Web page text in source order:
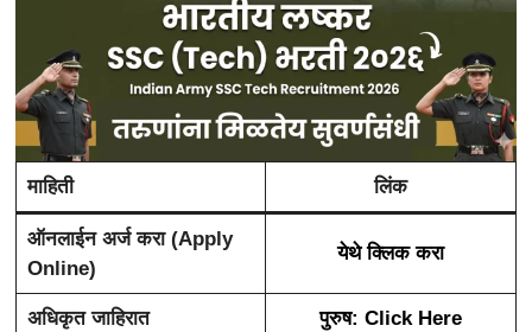
माहिती लिंक
ऑनलाईन अर्ज करा (Apply
Online)
येथे क्लिक करा
अधिकृत जाहिरात
पुरुष: Click Here